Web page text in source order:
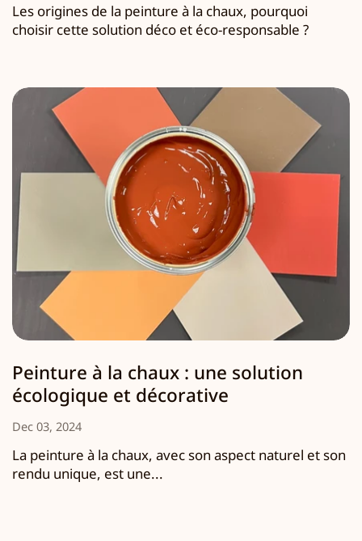
Les origines de la peinture à la chaux, pourquoi
choisir cette solution déco et éco-responsable ?
Peinture à la chaux : une solution
écologique et décorative
Dec 03, 2024
La peinture à la chaux, avec son aspect naturel et son
rendu unique, est une...